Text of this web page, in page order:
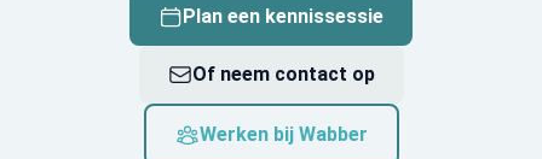
Plan een kennissessie
Of neem contact op
Werken bij Wabber